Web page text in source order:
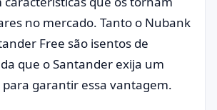
no mercado. Tanto o Nubank
Free são isentos de
que o Santander exija um
garantir essa vantagem.